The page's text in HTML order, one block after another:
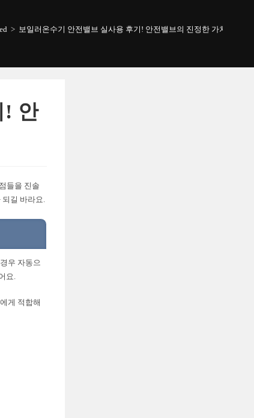
> 보일러온수기 안전밸브 실사용 후기! 안전밸브의 진정한 가치
! 안
들을 진솔
되길 바라요.
우 자동으
요.
게 적합해